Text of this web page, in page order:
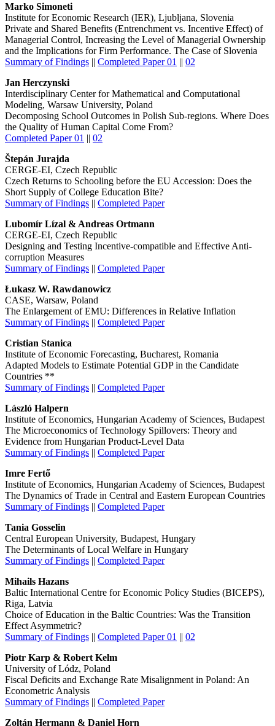
Marko Simoneti
Institute for Economic Research (IER), Ljubljana, Slovenia
Private and Shared Benefits (Entrenchment vs. Incentive Effect) of
Managerial Control, Increasing the Level of Managerial Ownership
and the Implications for Firm Performance. The Case of Slovenia
Summary of Findings || Completed Paper 01 || 02
Jan Herczynski
Interdisciplinary Center for Mathematical and Computational
Modeling, Warsaw University, Poland
Decomposing School Outcomes in Polish Sub-regions. Where Does
the Quality of Human Capital Come From?
Completed Paper 01 || 02
Štepán Jurajda
CERGE-EI, Czech Republic
Czech Returns to Schooling before the EU Accession: Does the
Short Supply of College Education Bite?
Summary of Findings || Completed Paper
Lubomír Lízal & Andreas Ortmann
CERGE-EI, Czech Republic
Designing and Testing Incentive-compatible and Effective Anti-
corruption Measures
Summary of Findings || Completed Paper
Łukasz W. Rawdanowicz
CASE, Warsaw, Poland
The Enlargement of EMU: Differences in Relative Inflation
Summary of Findings || Completed Paper
Cristian Stanica
Institute of Economic Forecasting, Bucharest, Romania
Adapted Models to Estimate Potential GDP in the Candidate
Countries **
Summary of Findings || Completed Paper
László Halpern
Institute of Economics, Hungarian Academy of Sciences, Budapest
The Microeconomics of Technology Spillovers: Theory and
Evidence from Hungarian Product-Level Data
Summary of Findings || Completed Paper
Imre Fertő
Institute of Economics, Hungarian Academy of Sciences, Budapest
The Dynamics of Trade in Central and Eastern European Countries
Summary of Findings || Completed Paper
Tania Gosselin
Central European University, Budapest, Hungary
The Determinants of Local Welfare in Hungary
Summary of Findings || Completed Paper
Mihails Hazans
Baltic International Centre for Economic Policy Studies (BICEPS),
Riga, Latvia
Choice of Education in the Baltic Countries: Was the Transition
Effect Asymmetric?
Summary of Findings || Completed Paper 01 || 02
Piotr Karp & Robert Kelm
University of Lódz, Poland
Fiscal Deficits and Exchange Rate Misalignment in Poland: An
Econometric Analysis
Summary of Findings || Completed Paper
Zoltán Hermann & Daniel Horn